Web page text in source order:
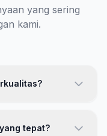
yang sering
kami.
tepat?